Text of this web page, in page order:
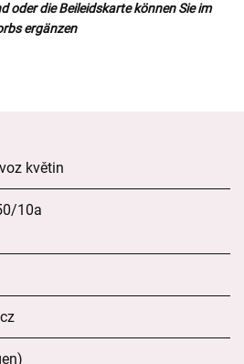
oder die Beileidskarte können Sie im
ergänzen
květin
10a